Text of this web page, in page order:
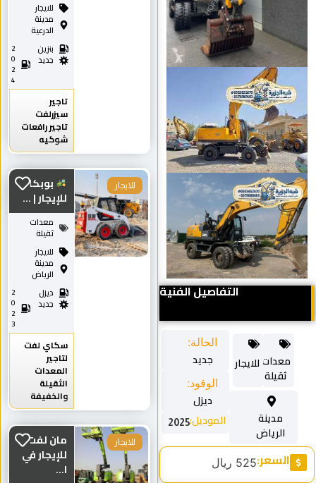
التفاصيل الفنية
الحالة:
جديد
الوقود:
ديزل
الموديل:2025
مدينة
الرياض
معدات
ثقيلة
للايجار
السعر:525 ريال
للايجار
مدينة
الدرعية
بنزين
جديد
0
2
تاجير
سيزرلفت
تاجير رافعات
شوكيه
بوبكات
للإيجار | ...
معدات
ثقيلة
للايجار
مدينة
الرياض
ديزل
جديد
0
2
سكاي لفت
لتاجير
المعدات
الثقيلة
والخفيفة
للايجار
مان لفت
للإيجار في
ا...
للايجار